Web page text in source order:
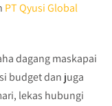
PT Qyusi Global
dagang maskapai
budget dan juga
lekas hubungi